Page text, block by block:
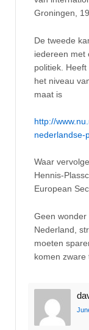
Groningen,
De tweede
iedereen met
politiek.
het niveau
maat is
http://
nederlandse-
Waar
Hennis-
European
Geen
Nederland,
moeten
komen